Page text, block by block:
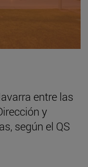
entre las
y
según el QS